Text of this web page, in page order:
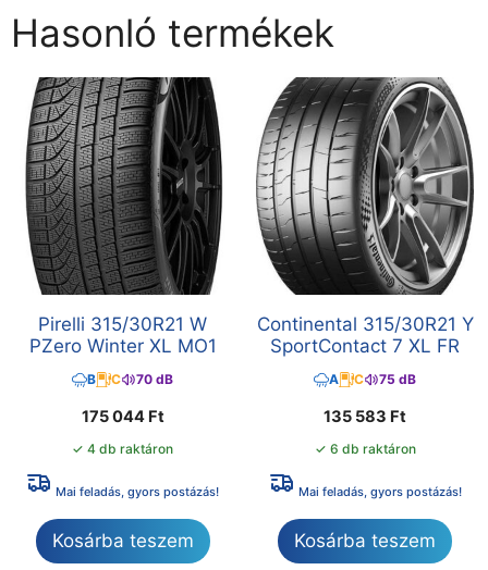
Hasonló termékek
Pirelli 315/30R21 W
PZero Winter XL MO1
B C 70 dB
175 044 Ft
✓ 4 db raktáron
Mai feladás, gyors postázás!
Kosárba teszem
Continental 315/30R21 Y
SportContact 7 XL FR
A C 75 dB
135 583 Ft
✓ 6 db raktáron
Mai feladás, gyors postázás!
Kosárba teszem